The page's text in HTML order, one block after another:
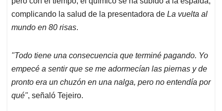
complicando la salud de la presentadora de La vuelta al
mundo en 80 risas.
"Todo tiene una consecuencia que terminé pagando. Yo
empecé a sentir que se me adormecían las piernas y de
pronto era un chuzón en una nalga, pero no entendía por
qué", señaló Tejeiro.